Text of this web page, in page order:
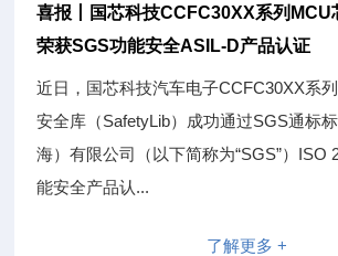
喜报丨国芯科技CCFC30XX系列MCU
荣获SGS功能安全ASIL-D产品认证
近日，国芯科技汽车电子CCFC30XX系
安全库（SafetyLib）成功通过SGS通标
海）有限公司（以下简称为“SGS”）ISO
能安全产品认...
了解更多 +